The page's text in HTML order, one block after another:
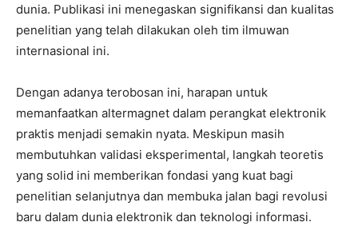
dunia. Publikasi ini menegaskan signifikansi dan kualitas
penelitian yang telah dilakukan oleh tim ilmuwan
internasional ini.
Dengan adanya terobosan ini, harapan untuk
memanfaatkan altermagnet dalam perangkat elektronik
praktis menjadi semakin nyata. Meskipun masih
membutuhkan validasi eksperimental, langkah teoretis
yang solid ini memberikan fondasi yang kuat bagi
penelitian selanjutnya dan membuka jalan bagi revolusi
baru dalam dunia elektronik dan teknologi informasi.